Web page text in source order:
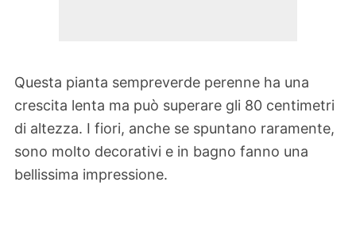
Questa pianta sempreverde perenne ha una
crescita lenta ma può superare gli 80 centimetri
di altezza. I fiori, anche se spuntano raramente,
sono molto decorativi e in bagno fanno una
bellissima impressione.